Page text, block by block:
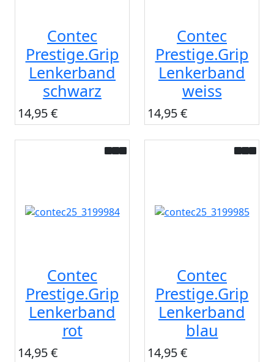
Contec
Prestige.Grip
Lenkerband
schwarz
14,95 €
Contec
Prestige.Grip
Lenkerband
weiss
14,95 €
Contec
Prestige.Grip
Lenkerband
rot
14,95 €
Contec
Prestige.Grip
Lenkerband
blau
14,95 €